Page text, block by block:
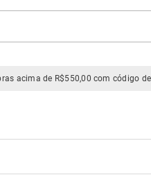
acima de R$550,00 com código